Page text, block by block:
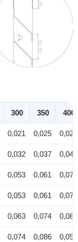
300 350 400
0,021 0,025 0,028
0,032 0,037 0,042
0,053 0,061 0,070
0,053 0,061 0,070
0,063 0,074 0,084
0,074 0,086 0,098